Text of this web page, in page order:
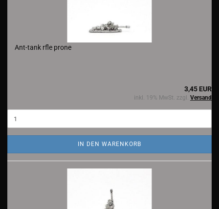
Ant-tank rfle prone
3,45 EUR
inkl. 19% MwSt. zzgl. Versand
IN DEN WARENKORB